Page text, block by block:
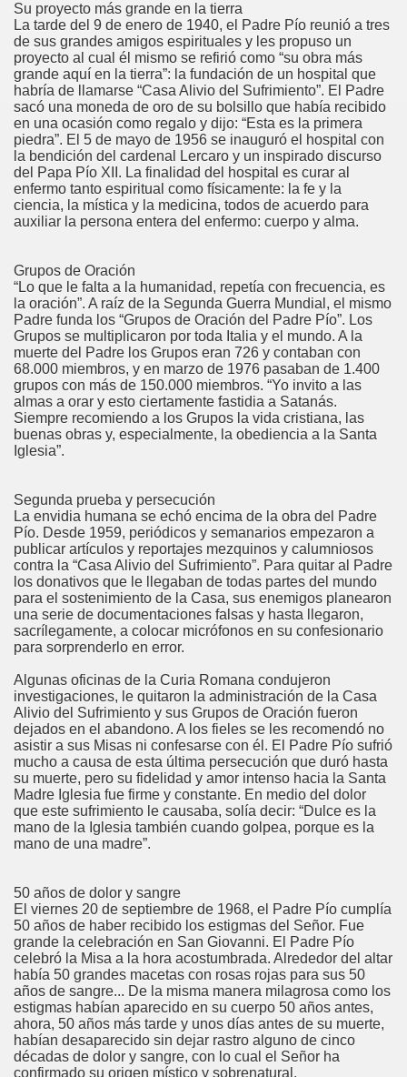
Su proyecto más grande en la tierra
La tarde del 9 de enero de 1940, el Padre Pío reunió a tres
de sus grandes amigos espirituales y les propuso un
proyecto al cual él mismo se refirió como “su obra más
grande aquí en la tierra”: la fundación de un hospital que
habría de llamarse “Casa Alivio del Sufrimiento”. El Padre
sacó una moneda de oro de su bolsillo que había recibido
en una ocasión como regalo y dijo: “Esta es la primera
piedra”. El 5 de mayo de 1956 se inauguró el hospital con
la bendición del cardenal Lercaro y un inspirado discurso
del Papa Pío XII. La finalidad del hospital es curar al
enfermo tanto espiritual como físicamente: la fe y la
ciencia, la mística y la medicina, todos de acuerdo para
auxiliar la persona entera del enfermo: cuerpo y alma.
Grupos de Oración
“Lo que le falta a la humanidad, repetía con frecuencia, es
la oración”. A raíz de la Segunda Guerra Mundial, el mismo
Padre funda los “Grupos de Oración del Padre Pío”. Los
Grupos se multiplicaron por toda Italia y el mundo. A la
muerte del Padre los Grupos eran 726 y contaban con
68.000 miembros, y en marzo de 1976 pasaban de 1.400
grupos con más de 150.000 miembros. “Yo invito a las
almas a orar y esto ciertamente fastidia a Satanás.
Siempre recomiendo a los Grupos la vida cristiana, las
buenas obras y, especialmente, la obediencia a la Santa
Iglesia”.
Segunda prueba y persecución
La envidia humana se echó encima de la obra del Padre
Pío. Desde 1959, periódicos y semanarios empezaron a
publicar artículos y reportajes mezquinos y calumniosos
contra la “Casa Alivio del Sufrimiento”. Para quitar al Padre
los donativos que le llegaban de todas partes del mundo
para el sostenimiento de la Casa, sus enemigos planearon
una serie de documentaciones falsas y hasta llegaron,
sacrílegamente, a colocar micrófonos en su confesionario
para sorprenderlo en error.
Algunas oficinas de la Curia Romana condujeron
investigaciones, le quitaron la administración de la Casa
Alivio del Sufrimiento y sus Grupos de Oración fueron
dejados en el abandono. A los fieles se les recomendó no
asistir a sus Misas ni confesarse con él. El Padre Pío sufrió
mucho a causa de esta última persecución que duró hasta
su muerte, pero su fidelidad y amor intenso hacia la Santa
Madre Iglesia fue firme y constante. En medio del dolor
que este sufrimiento le causaba, solía decir: “Dulce es la
mano de la Iglesia también cuando golpea, porque es la
mano de una madre”.
50 años de dolor y sangre
El viernes 20 de septiembre de 1968, el Padre Pío cumplía
50 años de haber recibido los estigmas del Señor. Fue
grande la celebración en San Giovanni. El Padre Pío
celebró la Misa a la hora acostumbrada. Alrededor del altar
había 50 grandes macetas con rosas rojas para sus 50
años de sangre... De la misma manera milagrosa como los
estigmas habían aparecido en su cuerpo 50 años antes,
ahora, 50 años más tarde y unos días antes de su muerte,
habían desaparecido sin dejar rastro alguno de cinco
décadas de dolor y sangre, con lo cual el Señor ha
confirmado su origen místico y sobrenatural.